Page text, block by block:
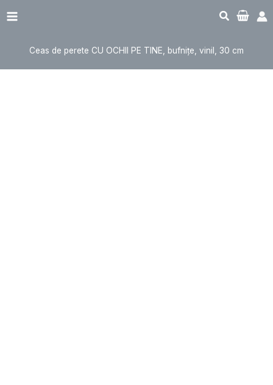
Main
Ceas de perete CU OCHII PE TINE, bufnițe, vinil, 30 cm
perete
CU